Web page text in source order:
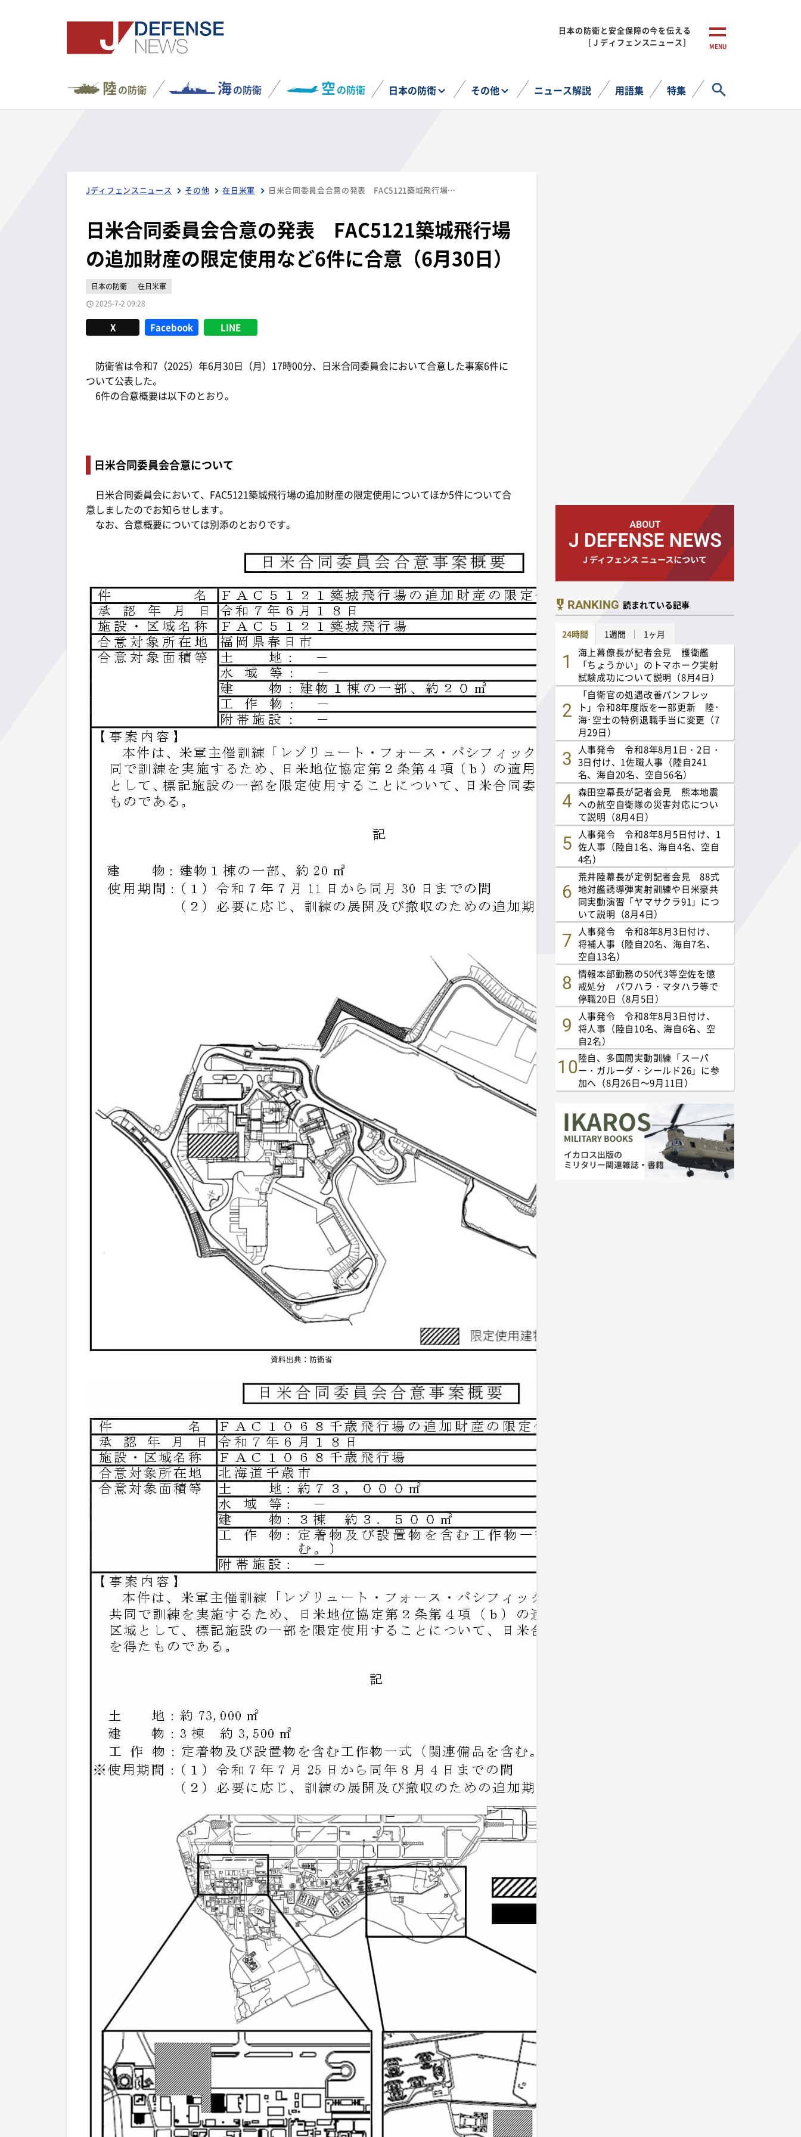
日本の防衛と安全保障の今を伝える
［Ｊディフェンスニュース］
MENU
陸の防衛 海の防衛 空の防衛 日本の防衛 その他 ニュース解説 用語集 特集
Jディフェンスニュース その他 在日米軍 日米合同委員会合意の発表 FAC5121築城飛行場の追加財産の限定使用など6件に合意（6月30日）
日米合同委員会合意の発表 FAC5121築城飛行場
の追加財産の限定使用など6件に合意（6月30日）
日本の防衛
在日米軍
2025-7-2 09:28
X Facebook LINE
防衛省は令和7（2025）年6月30日（月）17時00分、日米合同委員会において合意した事案6件に
ついて公表した。
6件の合意概要は以下のとおり。
日米合同委員会合意について
日米合同委員会において、FAC5121築城飛行場の追加財産の限定使用についてほか5件について合
意しましたのでお知らせします。
なお、合意概要については別添のとおりです。
資料出典：防衛省
RANKING 読まれている記事
24時間 1週間 1ヶ月
海上幕僚長が記者会見 護衛艦
「ちょうかい」のトマホーク実射
試験成功について説明（8月4日）
「自衛官の処遇改善パンフレッ
ト」令和8年度版を一部更新 陸･
海･空士の特例退職手当に変更（7
月29日）
人事発令 令和8年8月1日・2日・
3日付け、1佐職人事（陸自241
名、海自20名、空自56名）
森田空幕長が記者会見 熊本地震
への航空自衛隊の災害対応につい
て説明（8月4日）
人事発令 令和8年8月5日付け、1
佐人事（陸自1名、海自4名、空自
4名）
荒井陸幕長が定例記者会見 88式
地対艦誘導弾実射訓練や日米豪共
同実動演習「ヤマサクラ91」につ
いて説明（8月4日）
人事発令 令和8年8月3日付け、
将補人事（陸自20名、海自7名、
空自13名）
情報本部勤務の50代3等空佐を懲
戒処分 パワハラ・マタハラ等で
停職20日（8月5日）
人事発令 令和8年8月3日付け、
将人事（陸自10名、海自6名、空
自2名）
陸自、多国間実動訓練「スーパ
ー・ガルーダ・シールド26」に参
加へ（8月26日～9月11日）